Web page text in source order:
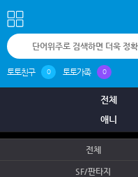
토토친구 0 토토가족 0
전체
애니
전체
SF/판타지